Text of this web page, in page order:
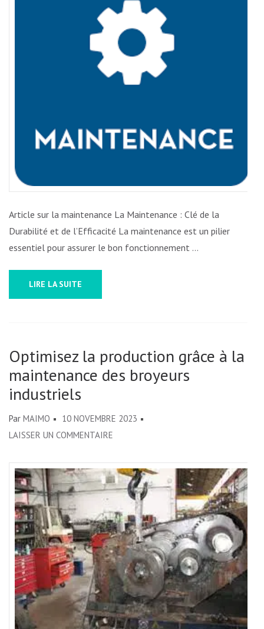
Article sur la maintenance La Maintenance : Clé de la
Durabilité et de l’Efficacité La maintenance est un pilier
essentiel pour assurer le bon fonctionnement …
LIRE LA SUITE
Optimisez la production grâce à la
maintenance des broyeurs
industriels
Par MAIMO
10 NOVEMBRE 2023
LAISSER UN COMMENTAIRE
LA
PRODUCTION
GRÂCE
À
LA
MAINTENANCE
DES
BROYEURS
INDUSTRIELS